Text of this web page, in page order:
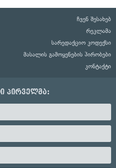
ჩვენ შესახებ
რეკლამა
სარედაქციო კოდექსი
მასალის გამოყენების პირობები
კონტაქტი
პირველმა: